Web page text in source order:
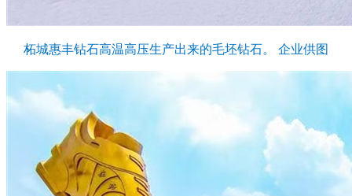
柘城惠丰钻石高温高压生产出来的毛坯钻石。 企业供图